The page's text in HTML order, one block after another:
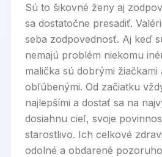
Sú to šikovné ženy aj
sa dostatočne presadiť.
seba zodpovednosť. Aj keď
nemajú problém niekomu
malička sú dobrými
obľúbenými. Od začiatku
najlepšími a dostať sa na
dosiahnu cieľ, svoje
starostlivo. Ich celkové
odolné a obdarené